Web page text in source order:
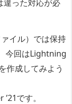
違った対応が必
イル）では保持
今回はLightning
作成してみよう
です。